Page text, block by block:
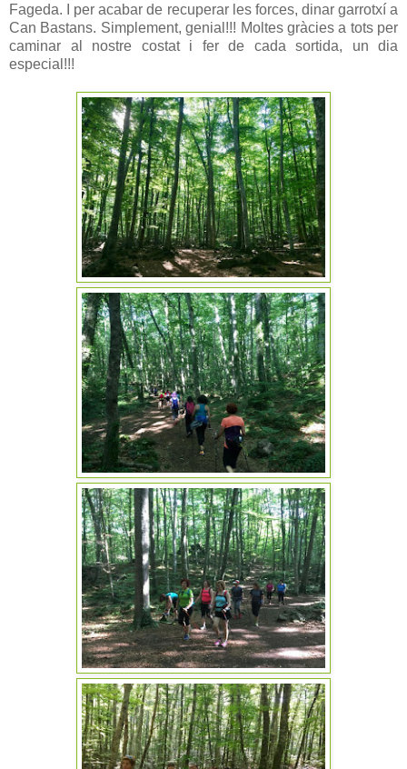
Fageda. I per acabar de recuperar les forces, dinar garrotxí a
Can Bastans. Simplement, genial!!! Moltes gràcies a tots per
caminar al nostre costat i fer de cada sortida, un dia
especial!!!